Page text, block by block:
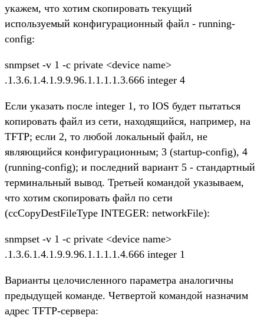
укажем, что хотим скопировать текущий
используемый конфигурационный файл - running-
config:
snmpset -v 1 -c private <device name>
.1.3.6.1.4.1.9.9.96.1.1.1.1.3.666 integer 4
Если указать после integer 1, то IOS будет пытаться
копировать файл из сети, находящийся, например, на
TFTP; если 2, то любой локальный файл, не
являющийся конфигурационным; 3 (startup-config), 4
(running-config); и последний вариант 5 - стандартный
терминальный вывод. Третьей командой указываем,
что хотим скопировать файл по сети
(ccCopyDestFileType INTEGER: networkFile):
snmpset -v 1 -c private <device name>
.1.3.6.1.4.1.9.9.96.1.1.1.1.4.666 integer 1
Варианты целочисленного параметра аналогичны
предыдущей команде. Четвертой командой назначим
адрес TFTP-сервера: